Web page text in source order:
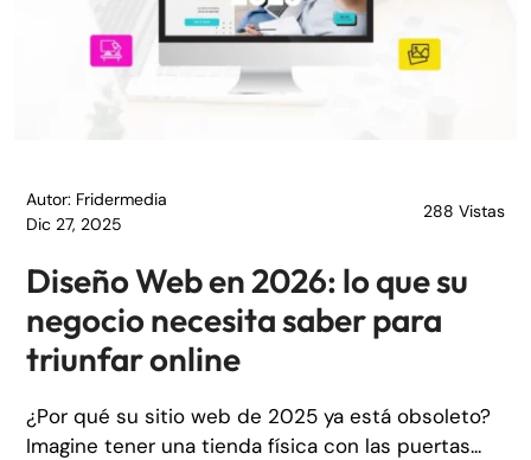
Autor: Fridermedia
Dic 27, 2025
288 Vistas
Diseño Web en 2026: lo que su
negocio necesita saber para
triunfar online
¿Por qué su sitio web de 2025 ya está obsoleto?
Imagine tener una tienda física con las puertas...